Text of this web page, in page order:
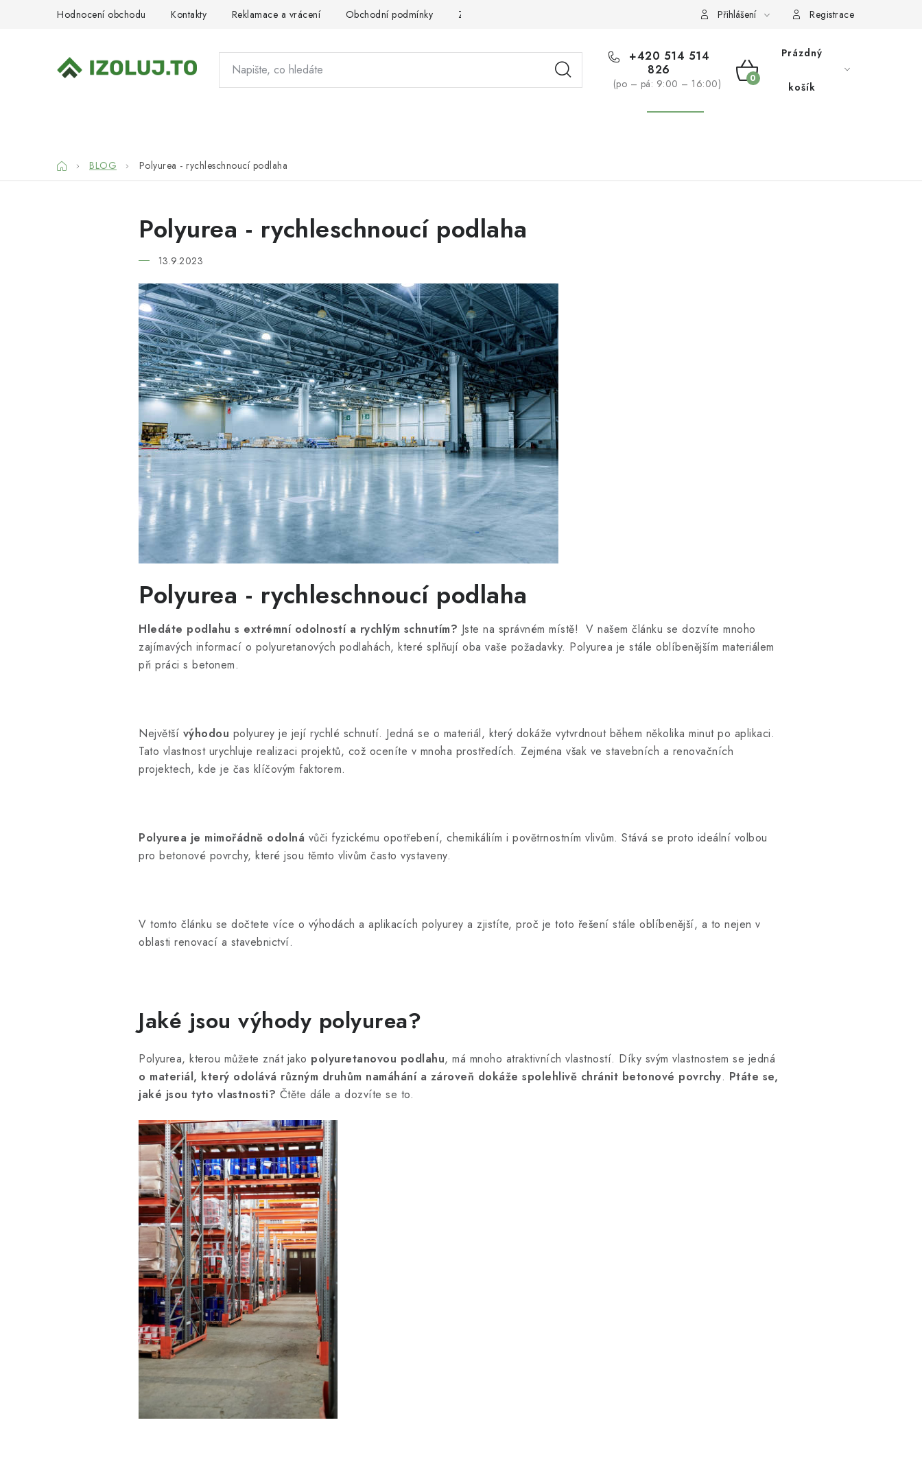
Hodnocení obchodu Kontakty Reklamace a vrácení Obchodní podmínky Zpracování osobních údajů Používaní souborů cookies Reklamační řád
Přihlášení Registrace
+420 514 514
826
(po – pá: 9:00 – 16:00)
NÁKUPNÍ
Prázdný
košík
DomůBLOG Polyurea - rychleschnoucí podlaha
Polyurea - rychleschnoucí podlaha
13.9.2023
Polyurea - rychleschnoucí podlaha
Hledáte podlahu s extrémní odolností a rychlým schnutím? Jste na správném místě! V našem článku se dozvíte mnoho
zajímavých informací o polyuretanových podlahách, které splňují oba vaše požadavky. Polyurea je stále oblíbenějším materiálem
při práci s betonem.
Největší výhodou polyurey je její rychlé schnutí. Jedná se o materiál, který dokáže vytvrdnout během několika minut po aplikaci.
Tato vlastnost urychluje realizaci projektů, což oceníte v mnoha prostředích. Zejména však ve stavebních a renovačních
projektech, kde je čas klíčovým faktorem.
Polyurea je mimořádně odolná vůči fyzickému opotřebení, chemikáliím i povětrnostním vlivům. Stává se proto ideální volbou
pro betonové povrchy, které jsou těmto vlivům často vystaveny.
V tomto článku se dočtete více o výhodách a aplikacích polyurey a zjistíte, proč je toto řešení stále oblíbenější, a to nejen v
oblasti renovací a stavebnictví.
Jaké jsou výhody polyurea?
Polyurea, kterou můžete znát jako polyuretanovou podlahu, má mnoho atraktivních vlastností. Díky svým vlastnostem se jedná
o materiál, který odolává různým druhům namáhání a zároveň dokáže spolehlivě chránit betonové povrchy. Ptáte se,
jaké jsou tyto vlastnosti? Čtěte dále a dozvíte se to.